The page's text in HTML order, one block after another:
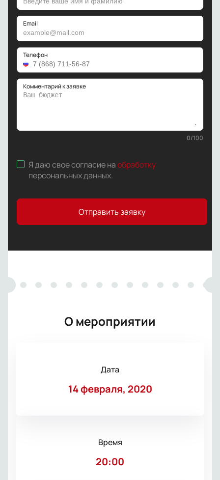
Email
Телефон
Комментарий к заявке
0/100
Я даю свое согласие наобработку
персональных данных.
Отправить заявку
О мероприятии
Дата
14 февраля, 2020
Время
20:00